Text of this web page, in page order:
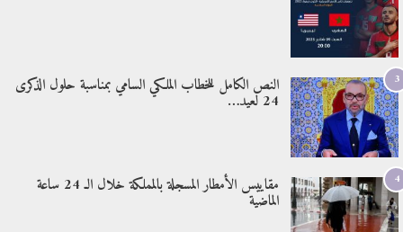
3 النص الكامل للخطاب الملكي السامي بمناسبة حلول الذكرى
24 لعيد…
4 مقاييس الأمطار المسجلة بالمملكة خلال الـ 24 ساعة
الماضية